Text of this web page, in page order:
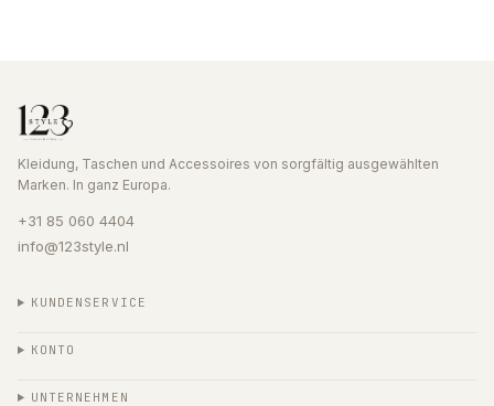
Kleidung, Taschen und Accessoires von sorgfältig ausgewählten
Marken. In ganz Europa.
+31 85 060 4404
info@123style.nl
KUNDENSERVICE
KONTO
UNTERNEHMEN